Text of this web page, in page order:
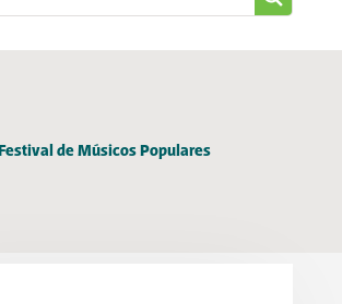
Festival de Músicos Populares